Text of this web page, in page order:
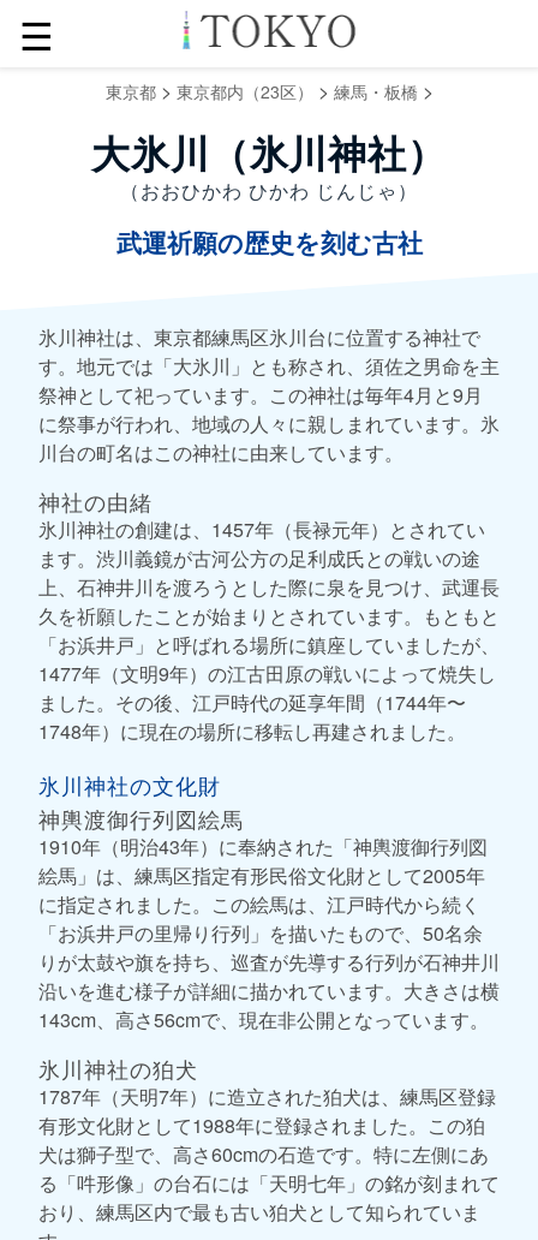
☰
東京都> 東京都内（23区） > 練馬・板橋 >
大氷川（氷川神社）
（おおひかわ ひかわ じんじゃ）
武運祈願の歴史を刻む古社
氷川神社は、東京都練馬区氷川台に位置する神社で
す。地元では「大氷川」とも称され、須佐之男命を主
祭神として祀っています。この神社は毎年4月と9月
に祭事が行われ、地域の人々に親しまれています。氷
川台の町名はこの神社に由来しています。
神社の由緒
氷川神社の創建は、1457年（長禄元年）とされてい
ます。渋川義鏡が古河公方の足利成氏との戦いの途
上、石神井川を渡ろうとした際に泉を見つけ、武運長
久を祈願したことが始まりとされています。もともと
「お浜井戸」と呼ばれる場所に鎮座していましたが、
1477年（文明9年）の江古田原の戦いによって焼失し
ました。その後、江戸時代の延享年間（1744年〜
1748年）に現在の場所に移転し再建されました。
氷川神社の文化財
神輿渡御行列図絵馬
1910年（明治43年）に奉納された「神輿渡御行列図
絵馬」は、練馬区指定有形民俗文化財として2005年
に指定されました。この絵馬は、江戸時代から続く
「お浜井戸の里帰り行列」を描いたもので、50名余
りが太鼓や旗を持ち、巡査が先導する行列が石神井川
沿いを進む様子が詳細に描かれています。大きさは横
143cm、高さ56cmで、現在非公開となっています。
氷川神社の狛犬
1787年（天明7年）に造立された狛犬は、練馬区登録
有形文化財として1988年に登録されました。この狛
犬は獅子型で、高さ60cmの石造です。特に左側にあ
る「吽形像」の台石には「天明七年」の銘が刻まれて
おり、練馬区内で最も古い狛犬として知られていま